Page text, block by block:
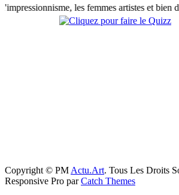
les femmes artistes et bien
Copyright © PM Actu.Art. Tous Les Droits
Responsive Pro parCatch Themes